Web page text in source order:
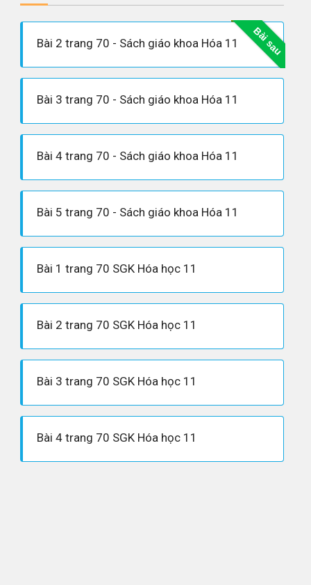
Bài sau
Bài 2 trang 70 - Sách giáo khoa Hóa 11
Bài 3 trang 70 - Sách giáo khoa Hóa 11
Bài 4 trang 70 - Sách giáo khoa Hóa 11
Bài 5 trang 70 - Sách giáo khoa Hóa 11
Bài 1 trang 70 SGK Hóa học 11
Bài 2 trang 70 SGK Hóa học 11
Bài 3 trang 70 SGK Hóa học 11
Bài 4 trang 70 SGK Hóa học 11